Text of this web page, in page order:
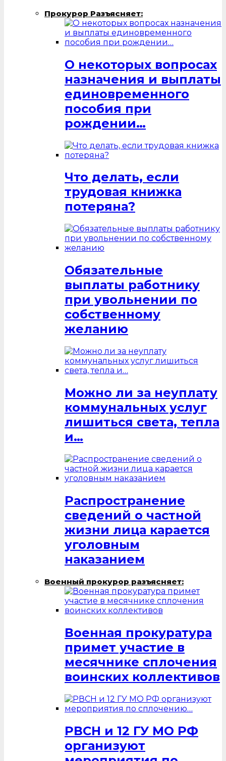
Прокурор Разъясняет:
О некоторых вопросах
назначения и выплаты
единовременного
пособия при
рождении…
Что делать, если
трудовая книжка
потеряна?
Обязательные
выплаты работнику
при увольнении по
собственному
желанию
Можно ли за неуплату
коммунальных услуг
лишиться света, тепла
и…
Распространение
сведений о частной
жизни лица карается
уголовным
наказанием
Военный прокурор разъясняет:
Военная прокуратура
примет участие в
месячнике сплочения
воинских коллективов
РВСН и 12 ГУ МО РФ
организуют